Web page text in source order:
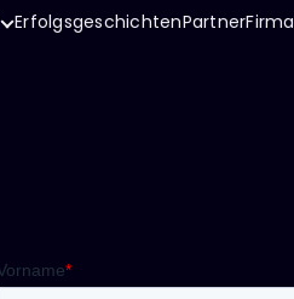
ErfolgsgeschichtenPartnerFirma